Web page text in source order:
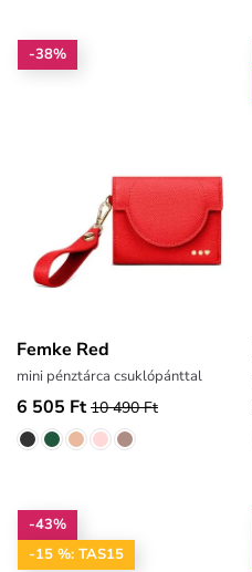
-38%
Femke Red
mini pénztárca csuklópánttal
6 505 Ft 10 490 Ft
-43%
-15 %: TAS15